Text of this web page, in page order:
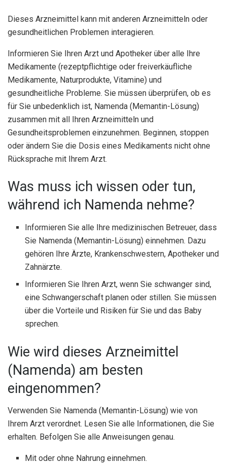
Dieses Arzneimittel kann mit anderen Arzneimitteln oder
gesundheitlichen Problemen interagieren.
Informieren Sie Ihren Arzt und Apotheker über alle Ihre
Medikamente (rezeptpflichtige oder freiverkäufliche
Medikamente, Naturprodukte, Vitamine) und
gesundheitliche Probleme. Sie müssen überprüfen, ob es
für Sie unbedenklich ist, Namenda (Memantin-Lösung)
zusammen mit all Ihren Arzneimitteln und
Gesundheitsproblemen einzunehmen. Beginnen, stoppen
oder ändern Sie die Dosis eines Medikaments nicht ohne
Rücksprache mit Ihrem Arzt.
Was muss ich wissen oder tun,
während ich Namenda nehme?
Informieren Sie alle Ihre medizinischen Betreuer, dass
Sie Namenda (Memantin-Lösung) einnehmen. Dazu
gehören Ihre Ärzte, Krankenschwestern, Apotheker und
Zahnärzte.
Informieren Sie Ihren Arzt, wenn Sie schwanger sind,
eine Schwangerschaft planen oder stillen. Sie müssen
über die Vorteile und Risiken für Sie und das Baby
sprechen.
Wie wird dieses Arzneimittel
(Namenda) am besten
eingenommen?
Verwenden Sie Namenda (Memantin-Lösung) wie von
Ihrem Arzt verordnet. Lesen Sie alle Informationen, die Sie
erhalten. Befolgen Sie alle Anweisungen genau.
Mit oder ohne Nahrung einnehmen.